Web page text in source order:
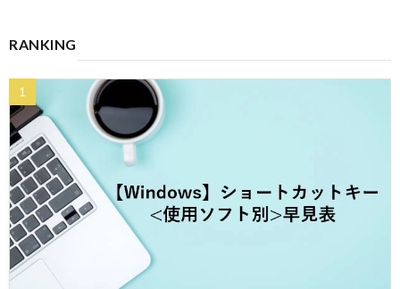
RANKING